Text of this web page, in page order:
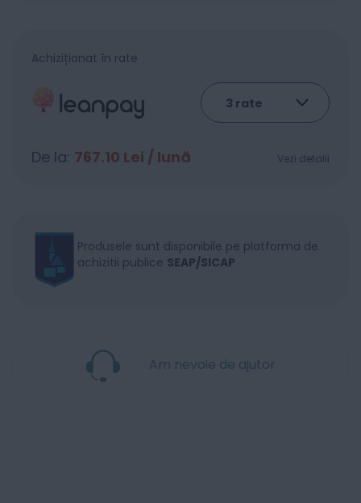
Achiziționat în rate
De la: 767.10 Lei / lună Vezi detalii
Produsele sunt disponibile pe platforma de
achizitii publice SEAP/SICAP
Am nevoie de ajutor